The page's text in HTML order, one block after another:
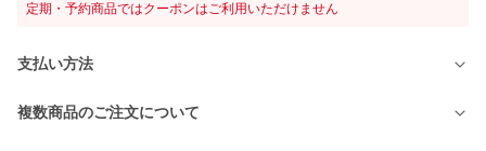
定期・予約商品ではクーポンはご利用いただけません
支払い方法
複数商品のご注文について